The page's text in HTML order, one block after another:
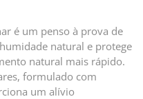
é um penso à prova de
natural e protege
natural mais rápido.
formulado com
um alívio